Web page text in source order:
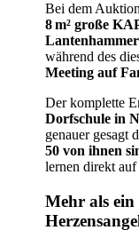
Bei dem
8 m² große
während des
Meeting auf
Der komplette
Dorfschule in
genauer gesagt
50 von ihnen
lernen direkt
Mehr als